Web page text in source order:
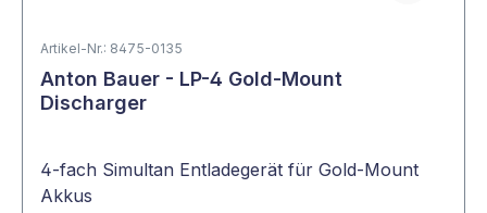
Artikel-Nr.: 8475-0135
Anton Bauer - LP-4 Gold-Mount
Discharger
4-fach Simultan Entladegerät für Gold-Mount
Akkus